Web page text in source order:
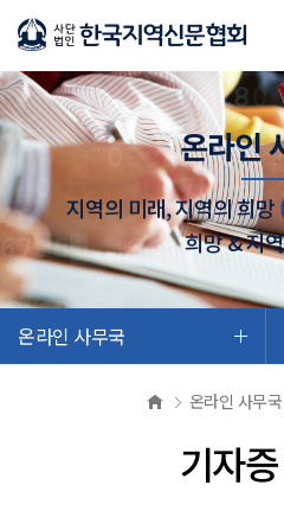
온라인
지역의 미래, 지역의 희망
희망 & 지
온라인 사무국
온라인 사무국
기자